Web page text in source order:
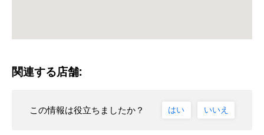
関連する店舗:
この情報は役立ちましたか？ はい いいえ